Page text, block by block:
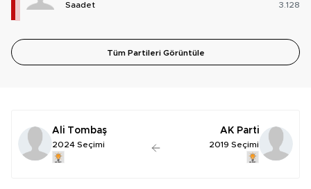
Saadet 3.128
Tüm Partileri Görüntüle
Ali Tombaş
2024 Seçimi
AK Parti
2019 Seçimi